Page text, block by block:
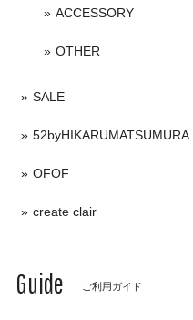
ACCESSORY
OTHER
SALE
52byHIKARUMATSUMURA
OFOF
create clair
Guide ご利用ガイド